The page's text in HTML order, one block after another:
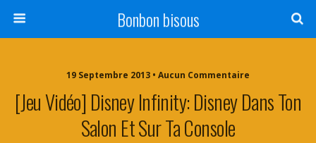
Bonbon bisous
19 Septembre 2013 • Aucun Commentaire
[Jeu Vidéo] Disney Infinity: Disney Dans Ton
Salon Et Sur Ta Console